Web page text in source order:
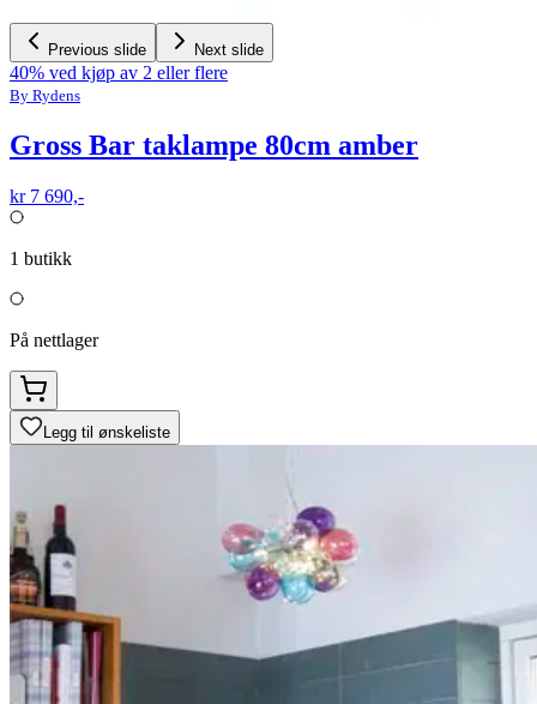
Previous slide Next slide
40% ved kjøp av 2 eller flere
By Rydens
Gross Bar taklampe 80cm amber
kr 7 690,-
1 butikk
På nettlager
Legg til ønskeliste